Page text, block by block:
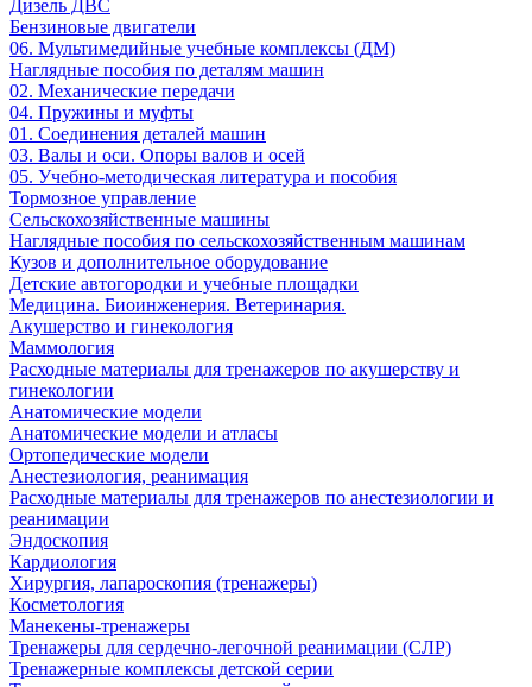
Дизель ДВС
Бензиновые двигатели
06. Мультимедийные учебные комплексы (ДМ)
Наглядные пособия по деталям машин
02. Механические передачи
04. Пружины и муфты
01. Соединения деталей машин
03. Валы и оси. Опоры валов и осей
05. Учебно-методическая литература и пособия
Тормозное управление
Сельскохозяйственные машины
Наглядные пособия по сельскохозяйственным машинам
Кузов и дополнительное оборудование
Детские автогородки и учебные площадки
Медицина. Биоинженерия. Ветеринария.
Акушерство и гинекология
Маммология
Расходные материалы для тренажеров по акушерству и
гинекологии
Анатомические модели
Анатомические модели и атласы
Ортопедические модели
Анестезиология, реанимация
Расходные материалы для тренажеров по анестезиологии и
реанимации
Эндоскопия
Кардиология
Хирургия, лапароскопия (тренажеры)
Косметология
Манекены-тренажеры
Тренажеры для сердечно-легочной реанимации (СЛР)
Тренажерные комплексы детской серии